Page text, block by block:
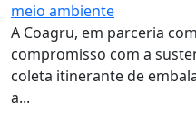
meio ambiente
A Coagru, em parceria
compromisso com a
coleta itinerante de
a...